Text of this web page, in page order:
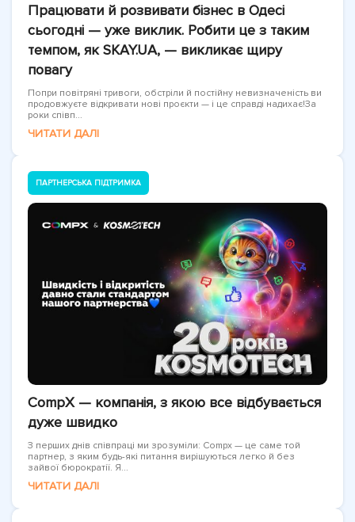
Працювати й розвивати бізнес в Одесі
сьогодні — уже виклик. Робити це з таким
темпом, як SKAY.UA, — викликає щиру
повагу
Попри повітряні тривоги, обстріли й постійну невизначеність ви
продовжуєте відкривати нові проєкти — і це справді надихає!За
роки співп...
ЧИТАТИ ДАЛІ
ПАРТНЕРСЬКА ПІДТРИМКА
CompX — компанія, з якою все відбувається
дуже швидко
З перших днів співпраці ми зрозуміли: Compx — це саме той
партнер, з яким будь-які питання вирішуються легко й без
зайвої бюрократії. Я...
ЧИТАТИ ДАЛІ